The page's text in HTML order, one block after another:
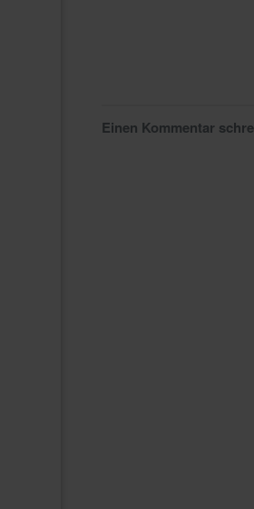
Einen Kommentar